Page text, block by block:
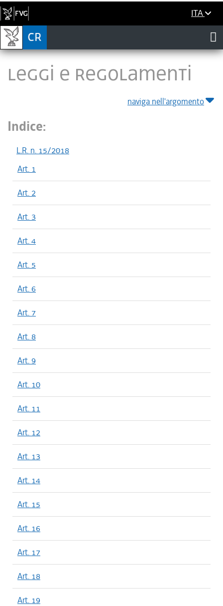
ITA
LEGGI E REGOLAMENTI
naviga nell'argomento
Indice:
L.R. n. 15/2018
Art. 1
Art. 2
Art. 3
Art. 4
Art. 5
Art. 6
Art. 7
Art. 8
Art. 9
Art. 10
Art. 11
Art. 12
Art. 13
Art. 14
Art. 15
Art. 16
Art. 17
Art. 18
Art. 19